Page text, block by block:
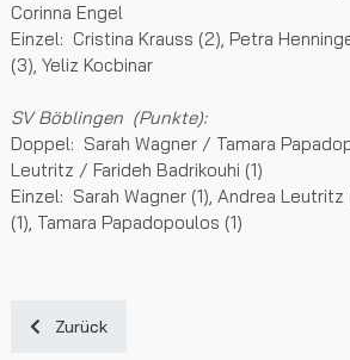
Corinna Engel
Einzel: Cristina Krauss (2), Petra
(3), Yeliz Kocbinar
SV Böblingen (Punkte):
Doppel: Sarah Wagner / Tamara
Leutritz / Farideh Badrikouhi (1)
Einzel: Sarah Wagner (1), Andrea Leutritz
(1), Tamara Papadopoulos (1)
Vorheriger Beitrag: Nina Feil setzt die
Zurück